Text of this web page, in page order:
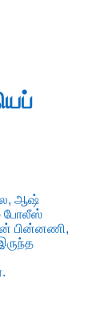
ஆஷ்
போலீஸ்
பின்னணி,